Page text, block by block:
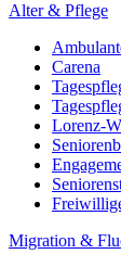
Alter & Pflege
Carena
Lorenz-
Migration &